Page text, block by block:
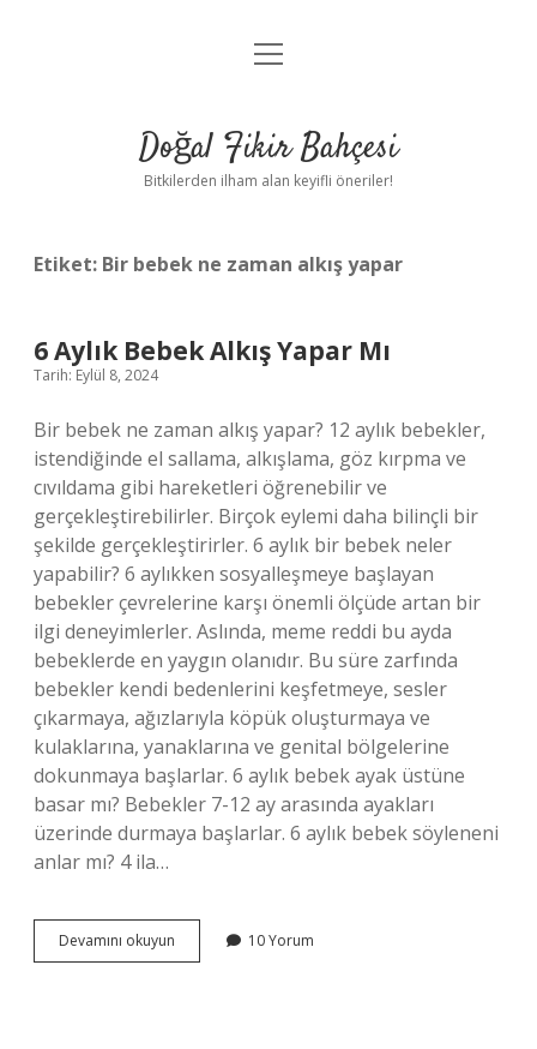
Anasayfa
Yasal Uyarı
menüyü
Doğal Fikir Bahçesi
Bitkilerden ilham alan keyifli öneriler!
Etiket: Bir bebek ne zaman alkış yapar
6 Aylık Bebek Alkış Yapar Mı
Tarih: Eylül 8, 2024
Bir bebek ne zaman alkış yapar? 12 aylık bebekler,
istendiğinde el sallama, alkışlama, göz kırpma ve
cıvıldama gibi hareketleri öğrenebilir ve
gerçekleştirebilirler. Birçok eylemi daha bilinçli bir
şekilde gerçekleştirirler. 6 aylık bir bebek neler
yapabilir? 6 aylıkken sosyalleşmeye başlayan
bebekler çevrelerine karşı önemli ölçüde artan bir
ilgi deneyimlerler. Aslında, meme reddi bu ayda
bebeklerde en yaygın olanıdır. Bu süre zarfında
bebekler kendi bedenlerini keşfetmeye, sesler
çıkarmaya, ağızlarıyla köpük oluşturmaya ve
kulaklarına, yanaklarına ve genital bölgelerine
dokunmaya başlarlar. 6 aylık bebek ayak üstüne
basar mı? Bebekler 7-12 ay arasında ayakları
üzerinde durmaya başlarlar. 6 aylık bebek söyleneni
anlar mı? 4 ila…
Devamını okuyun
Aylık
10 Yorum